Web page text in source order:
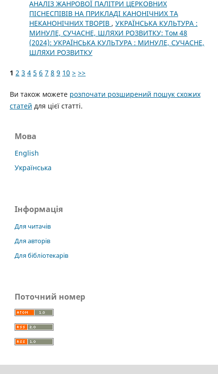
АНАЛІЗ ЖАНРОВОЇ ПАЛІТРИ ЦЕРКОВНИХ
ПІСНЕСПІВІВ НА ПРИКЛАДІ КАНОНІЧНИХ ТА
НЕКАНОНІЧНИХ ТВОРІВ , УКРАЇНСЬКА КУЛЬТУРА :
МИНУЛЕ, СУЧАСНЕ, ШЛЯХИ РОЗВИТКУ: Том 48
(2024): УКРАЇНСЬКА КУЛЬТУРА : МИНУЛЕ, СУЧАСНЕ,
ШЛЯХИ РОЗВИТКУ
1 2 3 4 5 6 7 8 9 10 > >>
Ви також можете розпочати розширений пошук схожих
статей для цієї статті.
Мова
English
Українська
Інформація
Для читачів
Для авторів
Для бібліотекарів
Поточний номер